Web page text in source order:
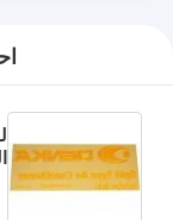
أشرطة فيديو